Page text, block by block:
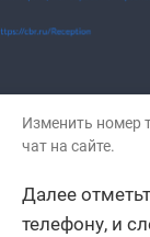
Изменить номер
чат на сайте.
Далее
телефону, и